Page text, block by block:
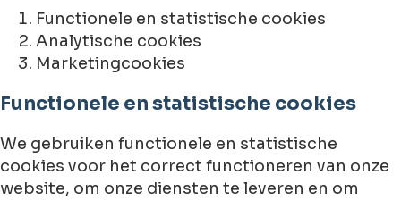
Functionele en statistische cookies
Analytische cookies
Marketingcookies
Functionele en statistische cookies
We gebruiken functionele en statistische
cookies voor het correct functioneren van onze
website, om onze diensten te leveren en om